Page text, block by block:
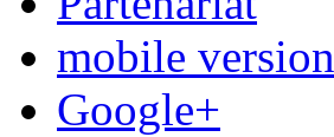
mobile version
Google+